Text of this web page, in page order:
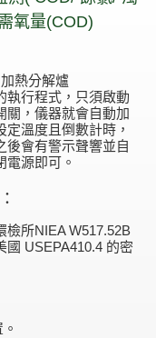
氧量(COD)
熱分解爐
執行程式，只須啟動
關，儀器就會自動加
定溫度且倒數計時，
後會有警示聲響並自
電源即可。
檢所NIEA W517.52B
國 USEPA410.4 的密